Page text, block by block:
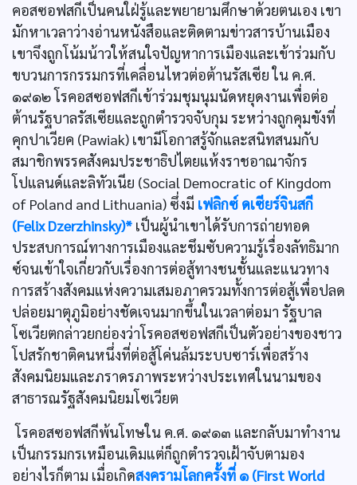
คอสซอฟสกีเป็นคนใฝ่รู้และพยายามศึกษาด้วยตนเอง เขา
มักหาเวลาว่างอ่านหนังสือและติดตามข่าวสารบ้านเมือง
เขาจึงถูกโน้มน้าวให้สนใจปัญหาการเมืองและเข้าร่วมกับ
ขบวนการกรรมกรที่เคลื่อนไหวต่อต้านรัสเซีย ใน ค.ศ.
๑๙๑๒ โรคอสซอฟสกีเข้าร่วมชุมนุมนัดหยุดงานเพื่อต่อ
ต้านรัฐบาลรัสเซียและถูกตำรวจจับกุม ระหว่างถูกคุมขังที่
คุกปาเวียค (Pawiak) เขามีโอกาสรู้จักและสนิทสนมกับ
สมาชิกพรรคสังคมประชาธิปไตยแห้งราชอาณาจักร
โปแลนด์และลิทัวเนีย (Social Democratic of Kingdom
of Poland and Lithuania) ซึ่งมี เฟลิกซ์ ดเซียร์จินสกี
(Felix Dzerzhinsky)* เป็นผู้นำเขาได้รับการถ่ายทอด
ประสบการณ์ทางการเมืองและชึมซับความรู้เรื่องลัทธิมาก
ซ์จนเข้าใจเกี่ยวกับเรื่องการต่อสู้ทางชนชั้นและแนวทาง
การสร้างสังคมแห่งความเสมอภาครวมทั้งการต่อสู้เพื่อปลด
ปล่อยมาตุภูมิอย่างชัดเจนมากขึ้นในเวลาต่อมา รัฐบาล
โซเวียตกล่าวยกย่องว่าโรคอสซอฟสกีเป็นตัวอย่างของชาว
โปสรักชาติคนหนึ่งที่ต่อสู้โค่นล้มระบบซาร์เพื่อสร้าง
สังคมนิยมและภราดรภาพระหว่างประเทศในนามของ
สาธารณรัฐสังคมนิยมโซเวียต
โรคอสซอฟสกีพ้นโทษใน ค.ศ. ๑๙๑๓ และกลับมาทำงาน
เป็นกรรมกรเหมือนเดิมแต่ก็ถูกตำรวจเฝ้าจับตามอง
อย่างไรก็ตาม เมื่อเกิดสงครามโลกครั้งที่ ๑ (First World